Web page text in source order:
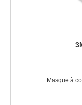
Masque à